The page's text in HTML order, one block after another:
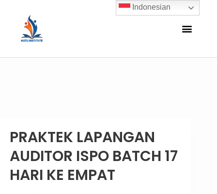
PRAKTEK LAPANGAN
AUDITOR ISPO BATCH 17
HARI KE EMPAT
Indonesian